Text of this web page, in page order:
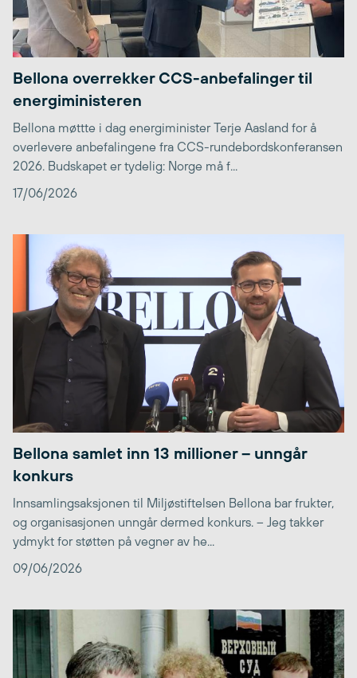
Bellona overrekker CCS-anbefalinger til
energiministeren
Bellona møttte i dag energiminister Terje Aasland for å
overlevere anbefalingene fra CCS-rundebordskonferansen
2026. Budskapet er tydelig: Norge må f...
17/06/2026
Bellona samlet inn 13 millioner – unngår
konkurs
Innsamlingsaksjonen til Miljøstiftelsen Bellona bar frukter,
og organisasjonen unngår dermed konkurs. – Jeg takker
ydmykt for støtten på vegner av he...
09/06/2026